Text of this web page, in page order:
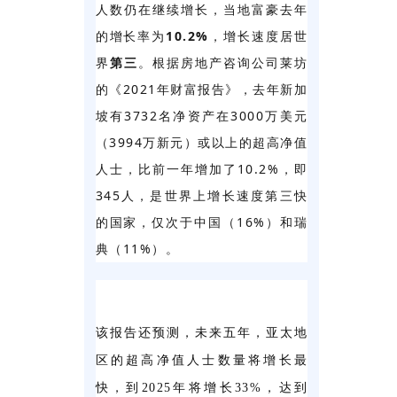
人数仍在继续增长，当地富豪去年
的增长率为 10.2% ，增长速度居世
界第三。 根据房地产咨询公司莱坊
的《2021年财富报告》，去年新加
坡有3732名净资产在3000万美元
（3994万新元）或以上的超高净值
人士，比前一年增加了10.2%，即
345人，是世界上增长速度第三快
的国家，仅次于中国（16%）和瑞
典（11%）。
该报告还预测，未来五年，亚太地
区的超高净值人士数量将增长最
快，到2025年将增长33%，达到